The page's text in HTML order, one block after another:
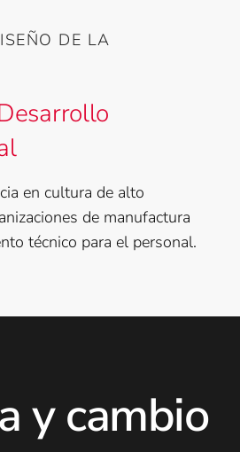
DE LA
en cultura de alto
de manufactura
técnico para el personal.
y cambio